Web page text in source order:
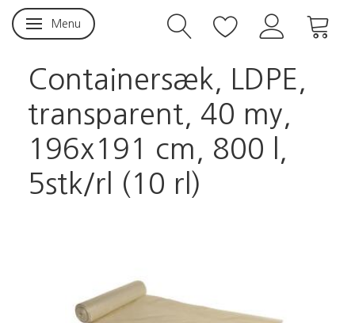
Skifte navigation
Menu
Containersæk, LDPE,
transparent, 40 my,
196x191 cm, 800 l,
5stk/rl (10 rl)